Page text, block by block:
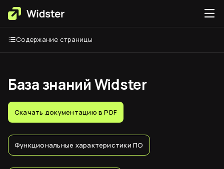
База знаний Widster
Скачать документацию в PDF
Функциональные характеристики ПО
Содержание страницы